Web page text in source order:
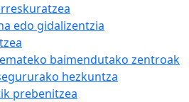
edo gidalizentzia
baimendutako zentroak
hezkuntza
prebenitzea